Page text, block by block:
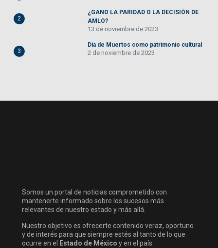
2
¿GANO LA PARIDAD O LA DECISIÓN DE
AMLO?
13 de noviembre de 2023
3
Día de Muertos como patrimonio cultural
2 de noviembre de 2023
Somos un portal de noticias comprometido con
mantenerte informado sobre los sucesos más
relevantes de nuestro estado y más allá.
Nuestro objetivo es ofrecerte contenido veraz, oportuno
y de interés para que siempre estés al tanto de lo que
ocurre en el
Estado de México y en el país.